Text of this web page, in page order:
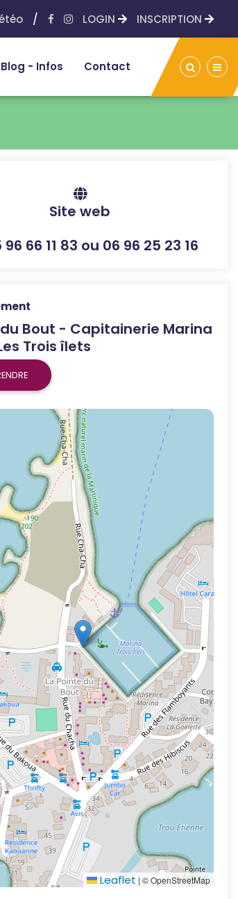
/ LOGIN INSCRIPTION
Blog - Infos Contact
Site web
96 66 11 83 ou 06 96 25 23 16
Bout - Capitainerie Marina
Trois îlets
Leaflet | © OpenStreetMap